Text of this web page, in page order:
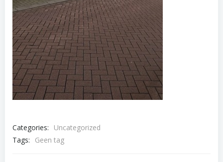
Categories:
Uncategorized
Tags:
Geen tag